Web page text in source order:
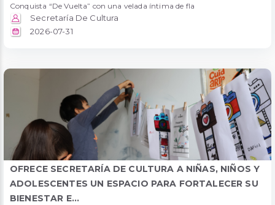
Conquista “De Vuelta” con una velada íntima de fla
Secretaría De Cultura
2026-07-31
OFRECE SECRETARÍA DE CULTURA A NIÑAS, NIÑOS Y
ADOLESCENTES UN ESPACIO PARA FORTALECER SU
BIENESTAR E...